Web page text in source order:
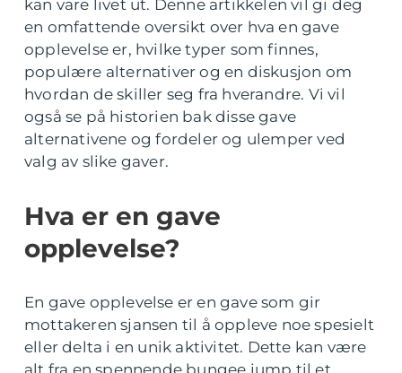
kan vare livet ut. Denne artikkelen vil gi deg
en omfattende oversikt over hva en gave
opplevelse er, hvilke typer som finnes,
populære alternativer og en diskusjon om
hvordan de skiller seg fra hverandre. Vi vil
også se på historien bak disse gave
alternativene og fordeler og ulemper ved
valg av slike gaver.
Hva er en gave
opplevelse?
En gave opplevelse er en gave som gir
mottakeren sjansen til å oppleve noe spesielt
eller delta i en unik aktivitet. Dette kan være
alt fra en spennende bungee jump til et